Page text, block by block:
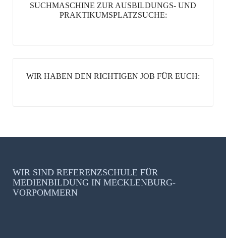
SUCHMASCHINE ZUR AUSBILDUNGS- UND
PRAKTIKUMSPLATZSUCHE:
WIR HABEN DEN RICHTIGEN JOB FÜR EUCH:
WIR SIND REFERENZSCHULE FÜR
MEDIENBILDUNG IN MECKLENBURG-
VORPOMMERN